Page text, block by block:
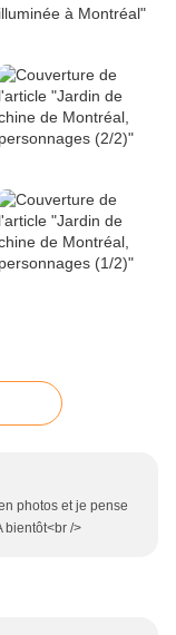
photos et je pense
bientôt<br />